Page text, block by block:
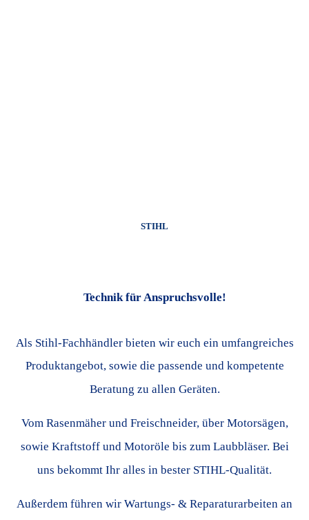
STIHL
Technik für Anspruchsvolle!
Als Stihl-Fachhändler bieten wir euch ein umfangreiches
Produktangebot, sowie die passende und kompetente
Beratung zu allen Geräten.
Vom Rasenmäher und Freischneider, über Motorsägen,
sowie Kraftstoff und Motoröle bis zum Laubbläser. Bei
uns bekommt Ihr alles in bester STIHL-Qualität.
Außerdem führen wir Wartungs- & Reparaturarbeiten an